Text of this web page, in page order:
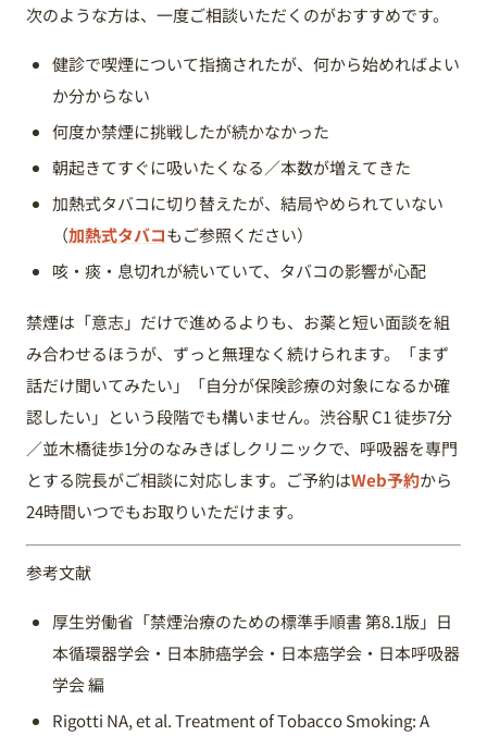
次のような方は、一度ご相談いただくのがおすすめです。
健診で喫煙について指摘されたが、何から始めればよい
か分からない
何度か禁煙に挑戦したが続かなかった
朝起きてすぐに吸いたくなる／本数が増えてきた
加熱式タバコに切り替えたが、結局やめられていない
（加熱式タバコもご参照ください）
咳・痰・息切れが続いていて、タバコの影響が心配
禁煙は「意志」だけで進めるよりも、お薬と短い面談を組
み合わせるほうが、ずっと無理なく続けられます。「まず
話だけ聞いてみたい」「自分が保険診療の対象になるか確
認したい」という段階でも構いません。渋谷駅 C1 徒歩7分
／並木橋徒歩1分のなみきばしクリニックで、呼吸器を専門
とする院長がご相談に対応します。ご予約はWeb予約から
24時間いつでもお取りいただけます。
参考文献
厚生労働省「禁煙治療のための標準手順書 第8.1版」日
本循環器学会・日本肺癌学会・日本癌学会・日本呼吸器
学会 編
Rigotti NA, et al. Treatment of Tobacco Smoking: A